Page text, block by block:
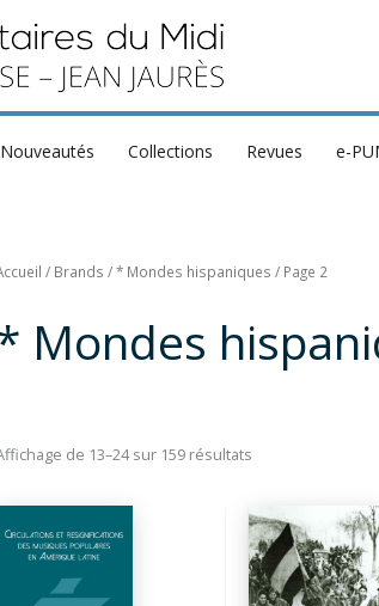
Nouveautés Collections Revues e-
/ Brands / * Mondes hispaniques / Page 2
Mondes
de 13–24 sur 159 résultats
au
plus
ancien